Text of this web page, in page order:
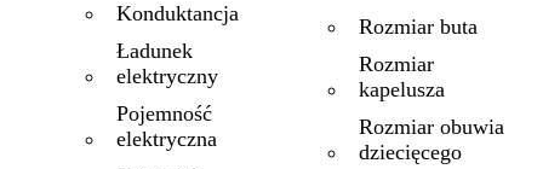
Konduktancja
Ładunek
elektryczny
Pojemność
elektryczna
Rozmiar buta
Rozmiar
kapelusza
Rozmiar obuwia
dziecięcego